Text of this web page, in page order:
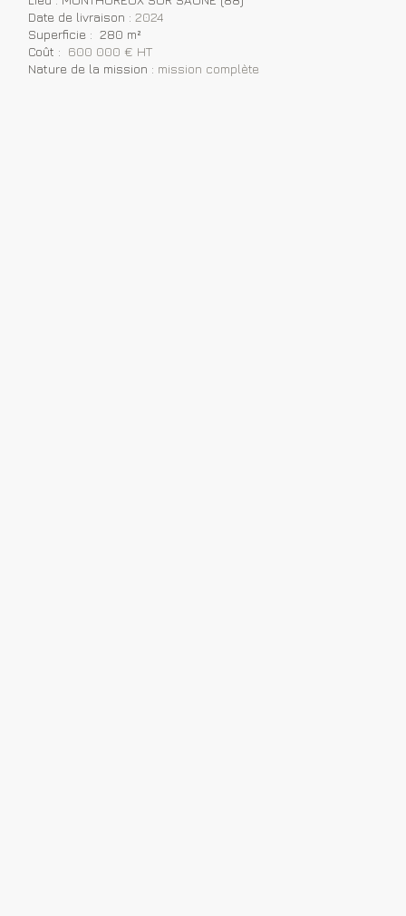
Date de livraison : 2024
Superficie : 280 m²
Coût : 600 000 € HT
Nature de la mission : mission complète